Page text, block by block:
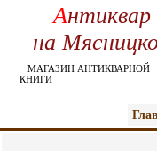
Антиквар
на
МАГАЗИН АНТИКВАРНОЙ
КНИГИ